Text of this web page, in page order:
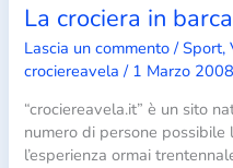
La crociera in
Lascia un commento /Sport,
crociereavela/ 1 Marzo 2008
“crociereavela.it” è un sito
numero di persone
l’esperienza ormai